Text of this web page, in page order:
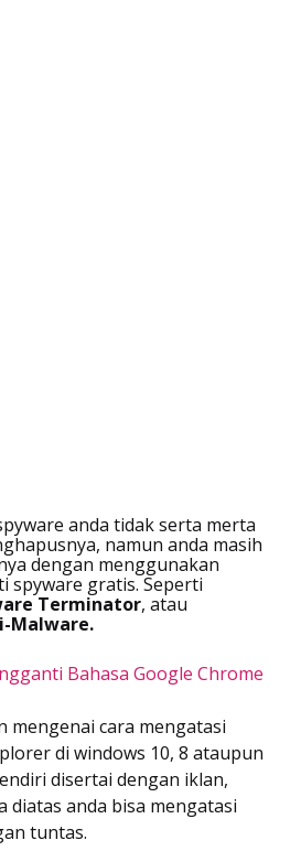
anda tidak serta merta
namun anda masih
dengan menggunakan
spyware gratis. Seperti
Terminator, atau
Malware.
Bahasa Google Chrome
mengenai cara mengatasi
di windows 10, 8 ataupun
disertai dengan iklan,
diatas anda bisa mengatasi
tuntas.